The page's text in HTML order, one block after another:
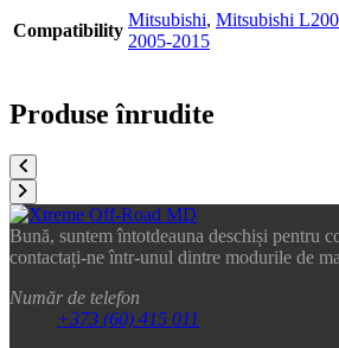
Compatibility
Mitsubishi, Mitsubishi L200
2005-2015
Produse înrudite
Bună, suntem întotdeauna deschiși pentru
contactați-ne într-unul dintre modurile de
Număr de telefon
+373 (60) 415 011